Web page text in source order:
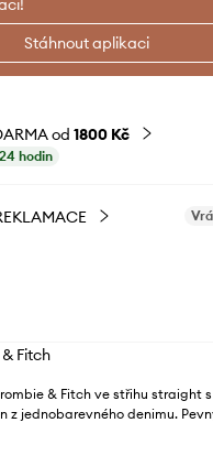
Stáhnout aplikaci
od 1800 Kč
hodin
Fitch
& Fitch ve střihu straight
z jednobarevného denimu.